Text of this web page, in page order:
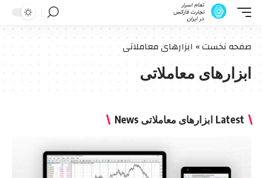
صفحه نخست» ابزارهای معاملاتی
ابزارهای معاملاتی
Latest ابزارهای معاملاتی News